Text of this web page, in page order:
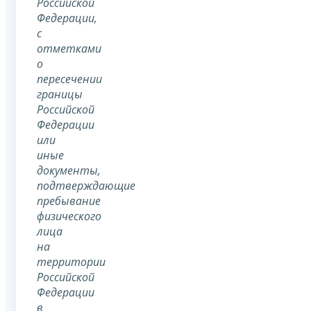
Федерации,
с
отметками
о
пересечении
границы
Российской
Федерации
или
иные
документы,
подтверждающие
пребывание
физического
лица
на
территории
Российской
Федерации
в